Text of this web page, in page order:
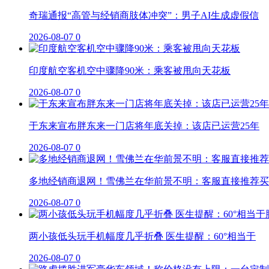
奇瑞通报“高管与经销商肢体冲突”：男子AI生成虚假信
2026-08-07 0
印度航空客机空中骤降90米：乘客被甩向天花板
2026-08-07 0
于东来宣布胖东来一门店将年底关掉：该店已运营25年
2026-08-07 0
多地经销商退网！雪佛兰在华前景不明：客服直接推荐
2026-08-07 0
两小孩低头玩手机幅度几乎折叠 医生提醒：60°相当于
2026-08-07 0